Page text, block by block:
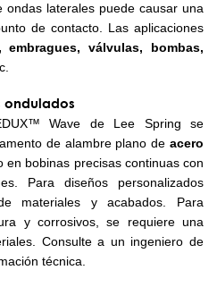
ondas laterales puede causar una
de contacto. Las aplicaciones
embragues, válvulas, bombas,
ondulados
Wave de Lee Spring se
de alambre plano de acero
en bobinas precisas continuas con
Para diseños personalizados
materiales y acabados. Para
y corrosivos, se requiere una
Consulte a un ingeniero de
técnica.